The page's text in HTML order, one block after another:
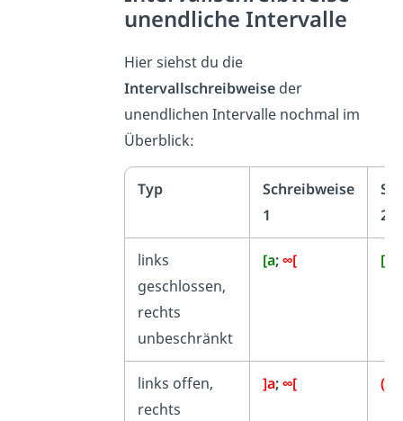
unendliche Intervalle
Hier siehst du die
Intervallschreibweise der
unendlichen Intervalle nochmal im
Überblick:
Typ
Schreibweise
1
2
links
geschlossen,
rechts
unbeschränkt
[a;∞[ [a
links offen,
rechts
]a;∞[ (a